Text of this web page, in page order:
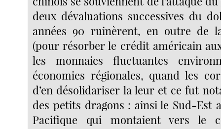
deux dévaluations successives du
années 90 ruinèrent, en outre de
(pour résorber le crédit américain
les monnaies fluctuantes
économies régionales, quand les
d’en désolidariser la leur et ce fut
des petits dragons : ainsi le Sud-Est
Pacifique qui montaient vers le